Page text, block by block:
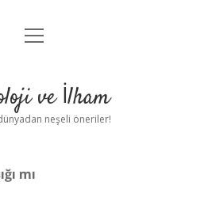
Anasayfa
Yasal Uyarı
menüyü
ve İlham
neşeli öneriler!
mı